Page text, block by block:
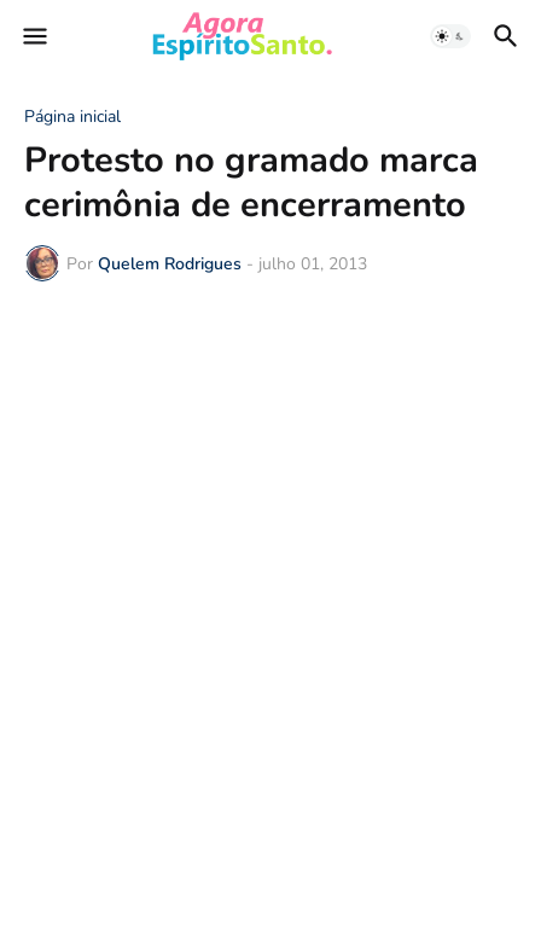
Página inicial
Protesto no gramado marca
cerimônia de encerramento
Por Quelem Rodrigues - julho 01, 2013